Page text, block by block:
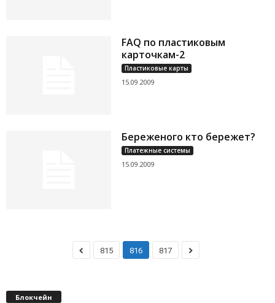
FAQ по пластиковым
карточкам-2
Пластиковые карты
15.09.2009
Береженого кто бережет?
Платежные системы
15.09.2009
815 816 817
Блокчейн